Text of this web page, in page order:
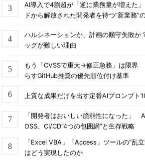
AI導入で4割超が「逆に業務量が増えた
ドから解放された開発者を待つ“新業務”
ハルシネーションか、計画の順守失敗
ッグが難しい理由
もう「CVSSで重大→修正急務」は限界
らすGitHub推奨の優先順位付け基準
上質な成果だけを出す定番AIプロンプト
「開発者はおいしい脆弱性になった」
OSS、CI/CD“4つの包囲網”と生存戦略
「Excel VBA」「Access」ツールの“乱
はどう実現したのか